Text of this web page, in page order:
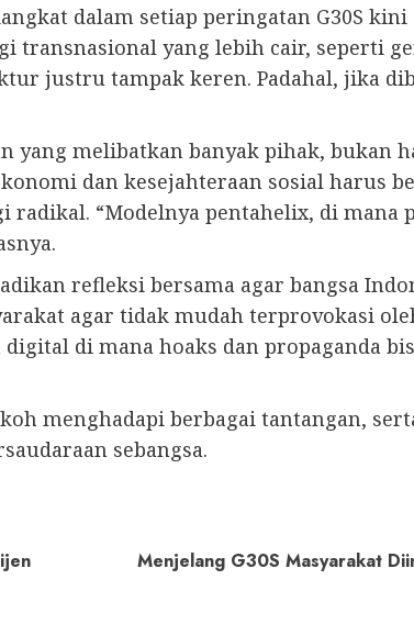
dalam setiap peringatan G30S
transnasional yang lebih cair, seperti
justru tampak keren. Padahal, jika
melibatkan banyak pihak, bukan
dan kesejahteraan sosial harus
“Modelnya pentahelix, di mana
refleksi bersama agar bangsa
agar tidak mudah terprovokasi
di mana hoaks dan propaganda
menghadapi berbagai tantangan,
sebangsa.
Menjelang G30S Masyarakat